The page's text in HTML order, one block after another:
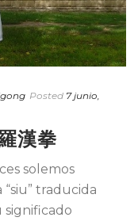
Posted 7 junio,
漢拳
solemos
traducida
significado